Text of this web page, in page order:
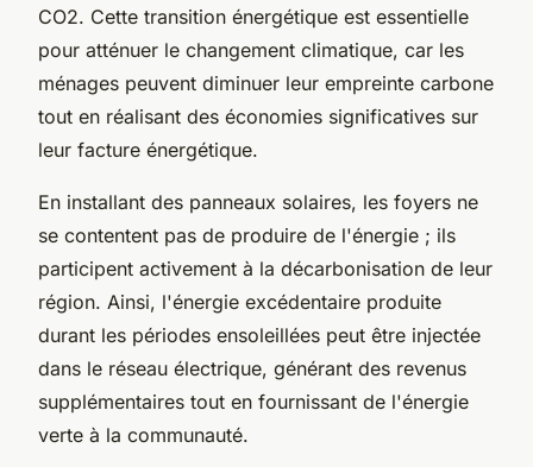
CO2. Cette transition énergétique est essentielle
pour atténuer le changement climatique, car les
ménages peuvent diminuer leur empreinte carbone
tout en réalisant des économies significatives sur
leur facture énergétique.
En installant des panneaux solaires, les foyers ne
se contentent pas de produire de l'énergie ; ils
participent activement à la décarbonisation de leur
région. Ainsi, l'énergie excédentaire produite
durant les périodes ensoleillées peut être injectée
dans le réseau électrique, générant des revenus
supplémentaires tout en fournissant de l'énergie
verte à la communauté.